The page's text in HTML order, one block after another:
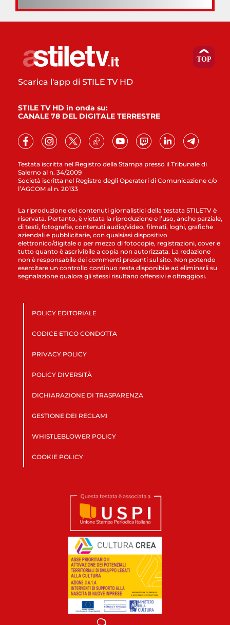
Testata iscritta nel Registro della Stampa presso il Tribunale di
Salerno al n. 34/2009
Società iscritta nel Registro degli Operatori di Comunicazione c/o
l’AGCOM al n. 20133
Scarica l'app di STILE TV HD
STILE TV HD in onda su:
CANALE 78 DEL DIGITALE TERRESTRE
La riproduzione dei contenuti giornalistici della testata STILETV è
riservata. Pertanto, è vietata la riproduzione e l’uso, anche parziale,
di testi, fotografie, contenuti audio/video, filmati, loghi, grafiche
aziendali e pubblicitarie, con qualsiasi dispositivo
elettronico/digitale o per mezzo di fotocopie, registrazioni, cover e
tutto quanto è ascrivibile a copia non autorizzata. La redazione
non è responsabile dei commenti presenti sul sito. Non potendo
esercitare un controllo continuo resta disponibile ad eliminarli su
segnalazione qualora gli stessi risultano offensivi e oltraggiosi.
POLICY EDITORIALE
CODICE ETICO CONDOTTA
PRIVACY POLICY
POLICY DIVERSITÀ
DICHIARAZIONE DI TRASPARENZA
GESTIONE DEI RECLAMI
WHISTLEBLOWER POLICY
COOKIE POLICY